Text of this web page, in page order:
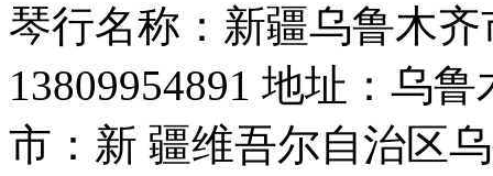
琴行名称：新疆乌鲁木
13809954891 地址：乌
市：新 疆维吾尔自治区